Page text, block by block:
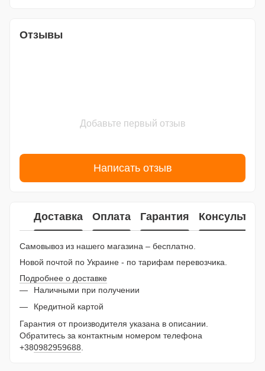
Отзывы
Добавьте первый отзыв
Написать отзыв
Доставка Оплата Гарантия
Самовывоз из нашего магазина – бесплатно.
Новой почтой по Украине - по тарифам перевозчика.
Подробнее о доставке
Наличными при получении
Кредитной картой
Гарантия от производителя указана в описании.
Обратитесь за контактным номером телефона
+380982959688